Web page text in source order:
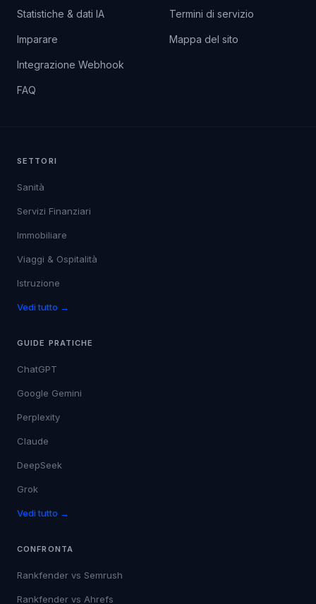
Statistiche & dati IA
Imparare
Integrazione Webhook
FAQ
Termini di servizio
Mappa del sito
SETTORI
Sanità
Servizi Finanziari
Immobiliare
Viaggi & Ospitalità
Istruzione
Vedi tutto →
GUIDE PRATICHE
ChatGPT
Google Gemini
Perplexity
Claude
DeepSeek
Grok
Vedi tutto →
CONFRONTA
Rankfender vs Semrush
Rankfender vs Ahrefs